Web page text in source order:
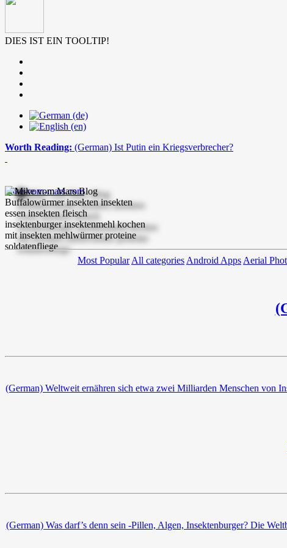
DIES IST EIN TOOLTIP!
Worth Reading: (German) Ist Putin ein Kriegsverbrecher?
mike-vom-mars.com
Most Popular All categories Android Apps Aerial
(German) Weltweit ernähren sich etwa zwei Milliarden Menschen von
(German) Was darf’s denn sein -Pillen, Algen, Insektenburger? Die